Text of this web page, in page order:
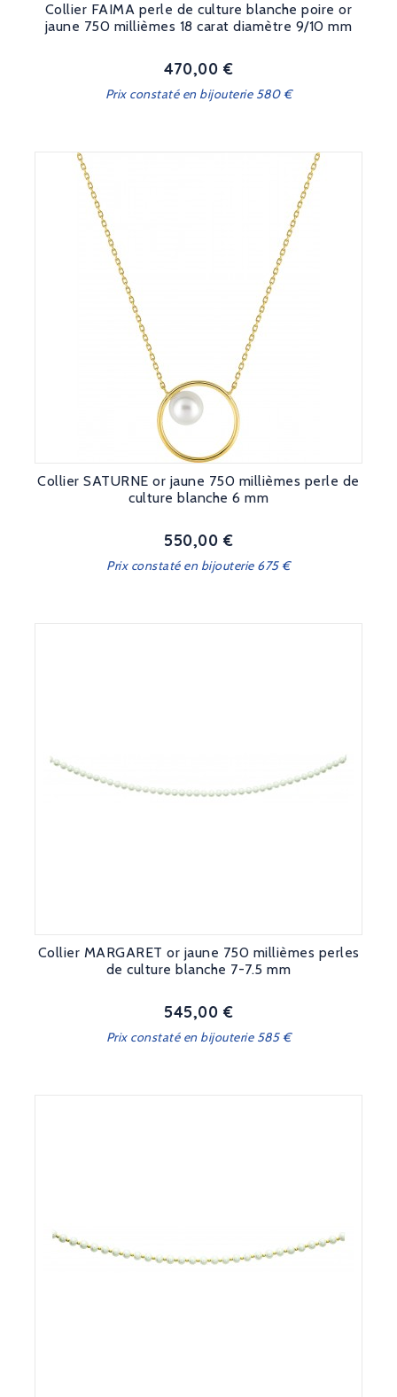
Collier FAIMA perle de culture blanche poire or
jaune 750 millièmes 18 carat diamètre 9/10 mm
Prix
470,00 €
Prix constaté en bijouterie 580 €
Collier SATURNE or jaune 750 millièmes perle de
culture blanche 6 mm
Prix
550,00 €
Prix constaté en bijouterie 675 €
Collier MARGARET or jaune 750 millièmes perles
de culture blanche 7-7.5 mm
Prix
545,00 €
Prix constaté en bijouterie 585 €